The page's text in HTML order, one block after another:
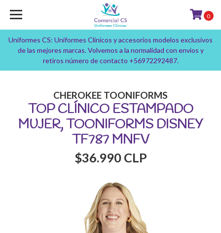
Uniformes CS: Uniformes Clínicos y accesorios modelos exclusivos
de las mejores marcas. Volvemos a la normalidad con envíos y
retiros número de contacto +56972292487.
0
CHEROKEE TOONIFORMS
TOP CLÍNICO ESTAMPADO
MUJER, TOONIFORMS DISNEY
TF787 MNFV
$36.990 CLP